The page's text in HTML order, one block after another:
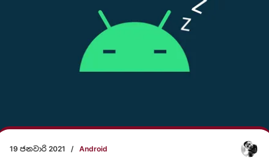
19 ජනවාරි 2021 / Android